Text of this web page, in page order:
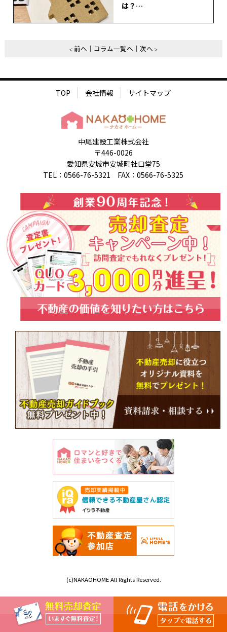
は？…
前へ コラム一覧へ 次へ
TOP 会社情報 サイトマップ
中尾建設工業株式会社
〒446-0026
愛知県安城市安城町社口堂75
TEL：0566-76-5321 FAX：0566-76-5325
(c)NAKAOHOME All Rights Reserved.